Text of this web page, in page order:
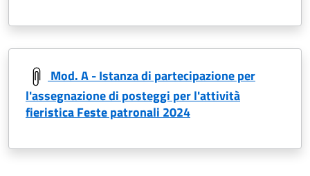
Mod. A - Istanza di partecipazione per
l'assegnazione di posteggi per l'attività
fieristica Feste patronali 2024